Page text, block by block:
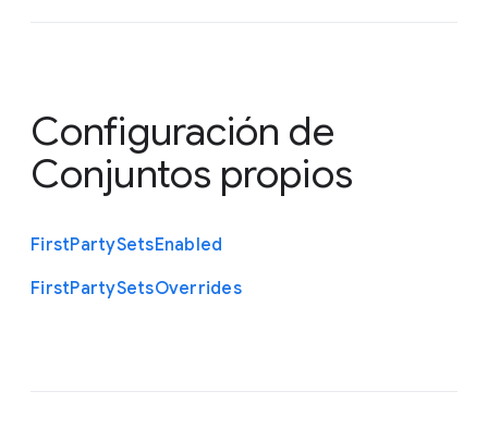
Configuración de
Conjuntos propios
FirstPartySetsEnabled
FirstPartySetsOverrides